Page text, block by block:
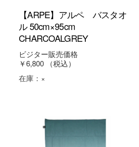
【ARPE】アルペ バスタオ
ル 50cm×95cm
CHARCOALGREY
ビジター販売価格
￥6,800
（税込）
在庫： ×